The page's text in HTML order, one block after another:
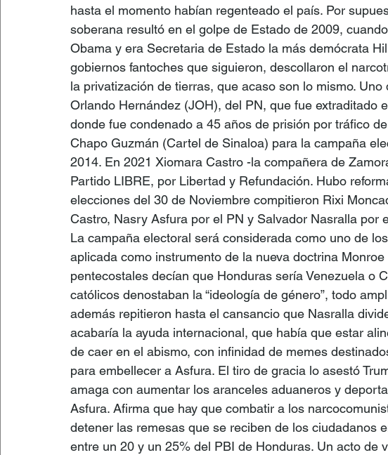
hasta el momento habían regenteado el país. Por
soberana resultó en el golpe de Estado de 2009,
Obama y era Secretaria de Estado la más demócrata
gobiernos fantoches que siguieron, descollaron el
la privatización de tierras, que acaso son lo mismo.
Orlando Hernández (JOH), del PN, que fue extraditado
donde fue condenado a 45 años de prisión por tráfico
Chapo Guzmán (Cartel de Sinaloa) para la campaña
2014. En 2021 Xiomara Castro -la compañera de
Partido LIBRE, por Libertad y Refundación. Hubo
elecciones del 30 de Noviembre compitieron Rixi
Castro, Nasry Asfura por el PN y Salvador Nasralla por
La campaña electoral será considerada como uno de
aplicada como instrumento de la nueva doctrina
pentecostales decían que Honduras sería Venezuela o
católicos denostaban la “ideología de género”, todo
además repitieron hasta el cansancio que Nasralla
acabaría la ayuda internacional, que había que estar
de caer en el abismo, con infinidad de memes
para embellecer a Asfura. El tiro de gracia lo asestó
amaga con aumentar los aranceles aduaneros y
Asfura. Afirma que hay que combatir a los
detener las remesas que se reciben de los ciudadanos
entre un 20 y un 25% del PBI de Honduras. Un acto de